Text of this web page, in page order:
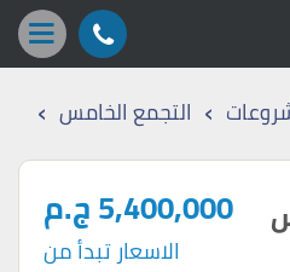
› التجمع الخامس ›
5,400,000 ج.م
الاسعار تبدأ من